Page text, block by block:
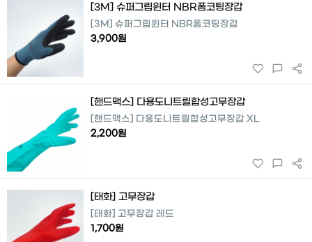
[3M] 슈퍼그립윈터 NBR폼코팅장갑
[3M] 슈퍼그립윈터 NBR폼코팅장갑
3,900원
[핸드맥스] 다용도니트릴합성고무장갑
[핸드맥스] 다용도니트릴합성고무장갑 XL
2,200원
[태화] 고무장갑
[태화] 고무장갑 레드
1,700원